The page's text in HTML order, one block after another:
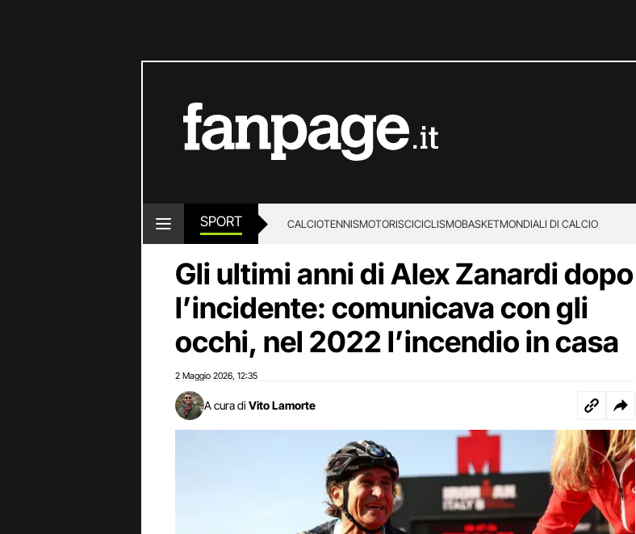
SPORT CALCIOTENNISMOTORISCICICLISMOBASKETMONDIALI DI CALCIO
Gli ultimi anni di Alex Zanardi dopo
l’incidente: comunicava con gli
occhi, nel 2022 l’incendio in casa
2 Maggio 2026 12:35
A cura di Vito Lamorte